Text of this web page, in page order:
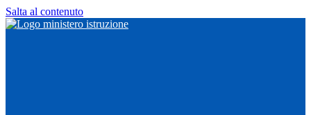
Salta al contenuto